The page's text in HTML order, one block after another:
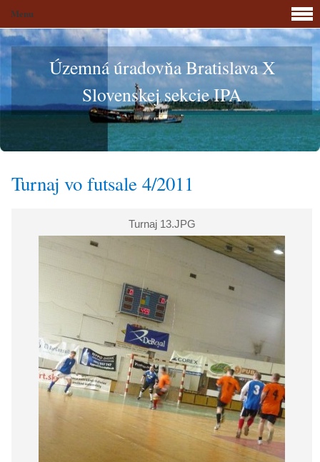
Územná úradovňa Bratislava X
Slovenskej sekcie IPA
Turnaj vo futsale 4/2011
Turnaj 13.JPG
Menu